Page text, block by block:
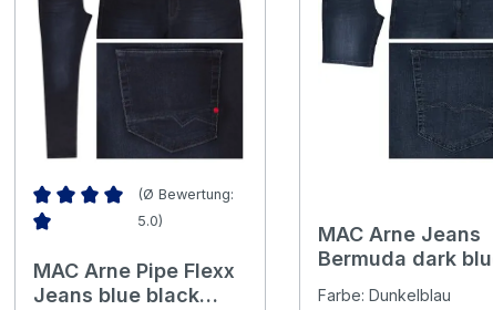
Durchschnittliche Bewertung von 5 von 5 Sternen
(Ø Bewertung:
5.0)
MAC Arne Pipe Flexx
Jeans blue black
MAC Arne Jeans
Bermuda dark
Farbe: Dunkelblau